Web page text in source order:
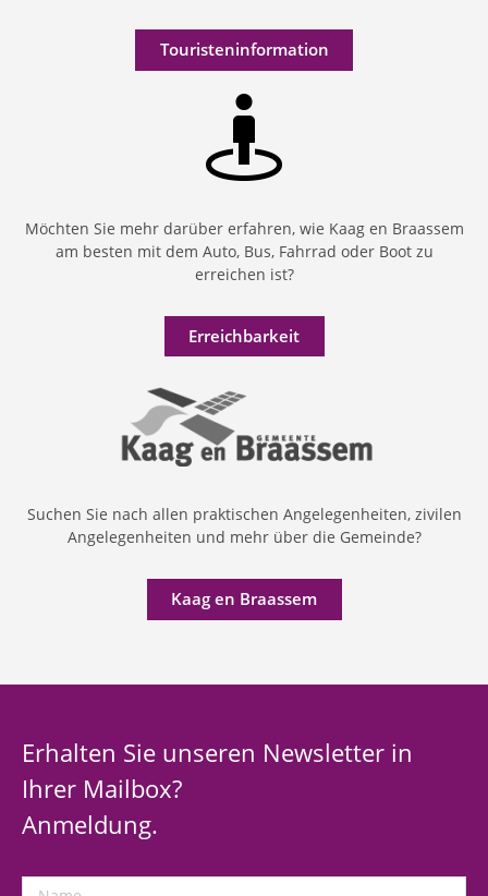
Touristeninformation
Möchten Sie mehr darüber erfahren, wie Kaag en Braassem
am besten mit dem Auto, Bus, Fahrrad oder Boot zu
erreichen ist?
Erreichbarkeit
Suchen Sie nach allen praktischen Angelegenheiten, zivilen
Angelegenheiten und mehr über die Gemeinde?
Kaag en Braassem
Erhalten Sie unseren Newsletter in
Ihrer Mailbox?
Anmeldung.
Name